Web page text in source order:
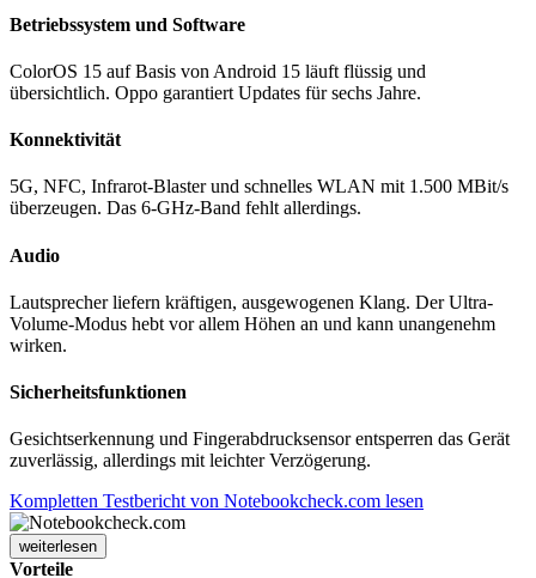
Betriebssystem und Software
ColorOS 15 auf Basis von Android 15 läuft flüssig und
übersichtlich. Oppo garantiert Updates für sechs Jahre.
Konnektivität
5G, NFC, Infrarot-Blaster und schnelles WLAN mit 1.500 MBit/s
überzeugen. Das 6-GHz-Band fehlt allerdings.
Audio
Lautsprecher liefern kräftigen, ausgewogenen Klang. Der Ultra-
Volume-Modus hebt vor allem Höhen an und kann unangenehm
wirken.
Sicherheitsfunktionen
Gesichtserkennung und Fingerabdrucksensor entsperren das Gerät
zuverlässig, allerdings mit leichter Verzögerung.
Kompletten Testbericht von Notebookcheck.com lesen
weiterlesen
Vorteile